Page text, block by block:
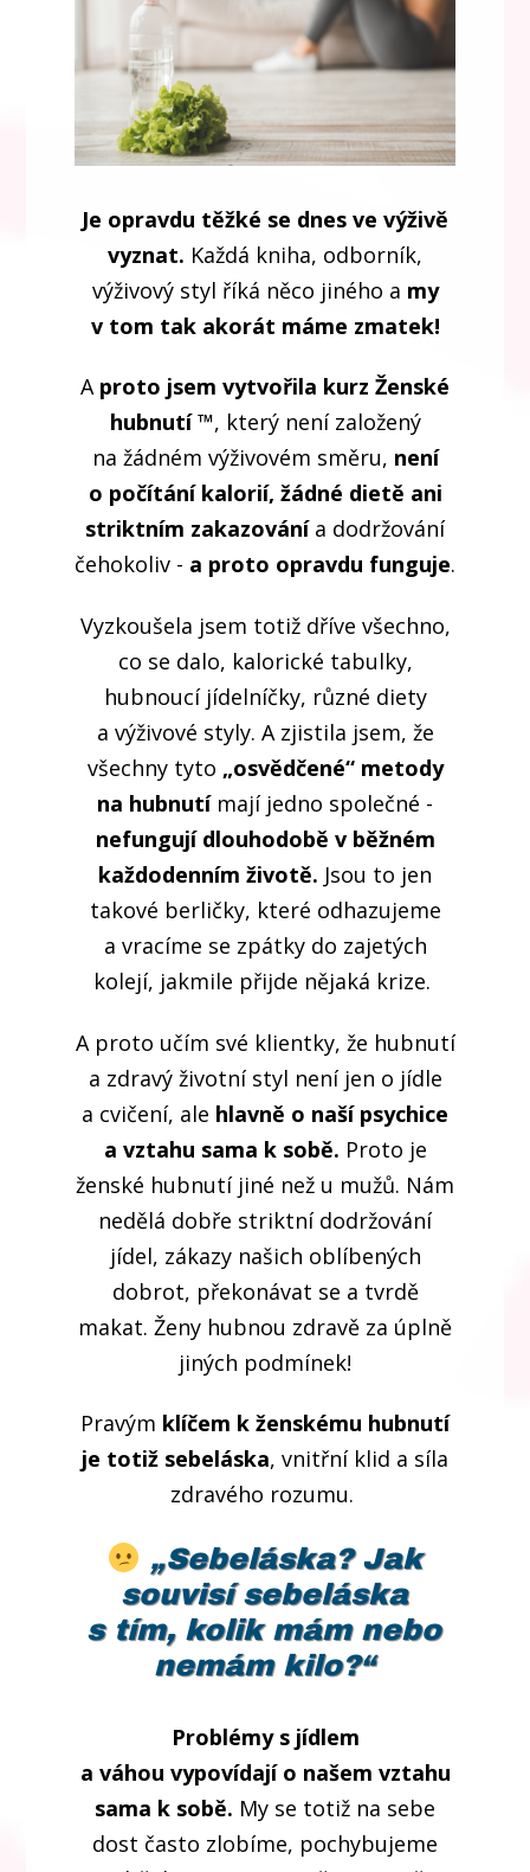
Je opravdu těžké se dnes ve výživě
vyznat. Každá kniha, odborník,
výživový styl říká něco jiného a my
v tom tak akorát máme zmatek!
A proto jsem vytvořila kurz Ženské
hubnutí ™, který není založený
na žádném výživovém směru, není
o počítání kalorií, žádné dietě ani
striktním zakazovánía dodržování
čehokoliv - a proto opravdu funguje.
Vyzkoušela jsem totiž dříve všechno,
co se dalo, kalorické tabulky,
hubnoucí jídelníčky, různé diety
a výživové styly. A zjistila jsem, že
všechny tyto „osvědčené“ metody
na hubnutímají jedno společné -
nefungují dlouhodobě v běžném
každodenním životě. Jsou to jen
takové berličky, které odhazujeme
a vracíme se zpátky do zajetých
kolejí, jakmile přijde nějaká krize.
A proto učím své klientky, že hubnutí
a zdravý životní styl není jen o jídle
a cvičení, ale hlavně o naší psychice
a vztahu sama k sobě. Proto je
ženské hubnutí jiné než u mužů. Nám
nedělá dobře striktní dodržování
jídel, zákazy našich oblíbených
dobrot, překonávat se a tvrdě
makat. Ženy hubnou zdravě za úplně
jiných podmínek!
Pravým klíčem k ženskému hubnutí
je totiž sebeláska, vnitřní klid a síla
zdravého rozumu.
„Sebeláska? Jak
souvisí sebeláska
s tím, kolik mám nebo
nemám kilo?“
Problémy s jídlem
a váhou vypovídají o našem vztahu
sama k sobě. My se totiž na sebe
dost často zlobíme, pochybujeme